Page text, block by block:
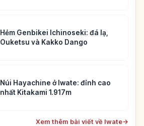
Hẻm Genbikei Ichinoseki: đá lạ,
Ouketsu và Kakko Dango
Núi Hayachine ở Iwate: đỉnh cao
nhất Kitakami 1.917m
Xem thêm bài viết về Iwate→